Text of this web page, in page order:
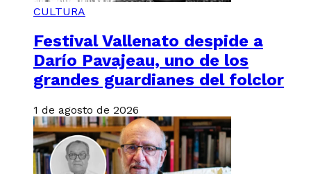
CULTURA
Festival Vallenato despide a
Darío Pavajeau, uno de los
grandes guardianes del folclor
1 de agosto de 2026